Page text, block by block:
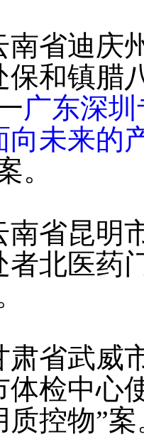
省迪庆州
保和镇腊
广东深
向未来的
。
省昆明市
者北医药
省武威市
体检中心
质控物”案